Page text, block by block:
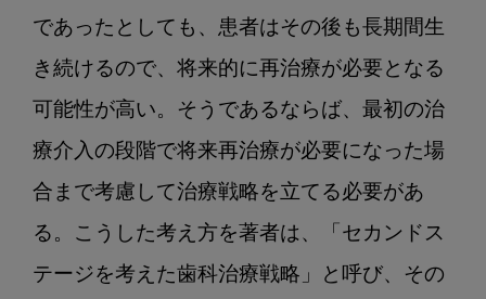
であったとしても、患者はその後も長期間生
き続けるので、将来的に再治療が必要となる
可能性が高い。そうであるならば、最初の治
療介入の段階で将来再治療が必要になった場
合まで考慮して治療戦略を立てる必要があ
る。こうした考え方を著者は、「セカンドス
テージを考えた歯科治療戦略」と呼び、その